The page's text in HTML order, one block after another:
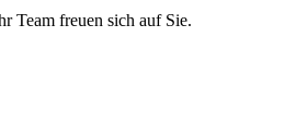
Team freuen sich auf Sie.